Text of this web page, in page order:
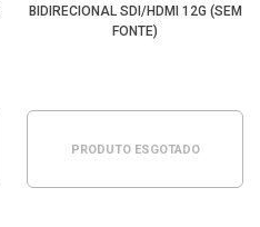
BIDIRECIONAL SDI/HDMI 12G (SEM
FONTE)
PRODUTO ESGOTADO